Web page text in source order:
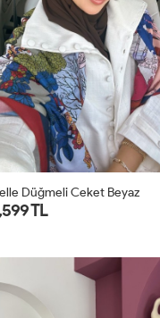
Düğmeli Ceket Beyaz
TL